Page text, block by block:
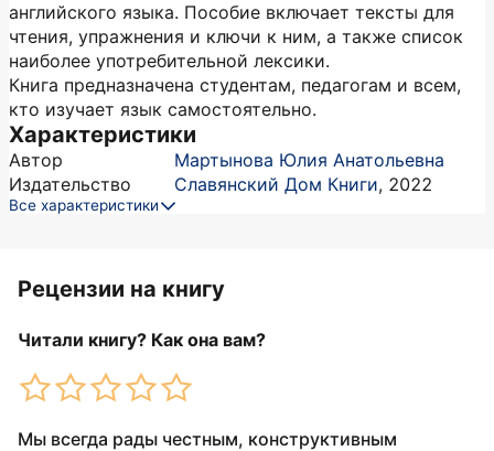
английского языка. Пособие включает тексты для
чтения, упражнения и ключи к ним, а также список
наиболее употребительной лексики.
Книга предназначена студентам, педагогам и всем,
кто изучает язык самостоятельно.
Характеристики
Автор
Мартынова Юлия Анатольевна
Издательство
Славянский Дом Книги, 2022
Все характеристики
Рецензии на книгу
Читали книгу? Как она вам?
Мы всегда рады честным, конструктивным